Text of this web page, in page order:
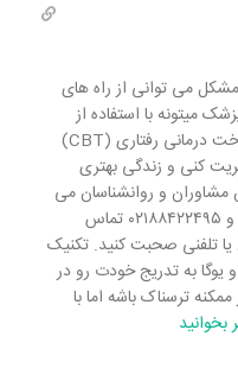
می توانی از راه های
میتونه با استفاده از
روش های درمانی مختلف مثل شناخت درمانی رفتاری (CBT)
کنی و زندگی بهتری
و روانشناسان می
توانید با شماره های ۰۲۱۲۲۳۵۴۲۸۲ و ۰۲۱۸۸۴۲۲۴۹۵ تماس
تلفنی صحبت کنید. تکنیک
به تدریج خودت رو در
ترسناک باشه اما با
بخوانید